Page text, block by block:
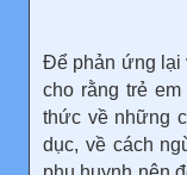
Để phản ứng lại
cho rằng trẻ
thức về những
dục, về cách